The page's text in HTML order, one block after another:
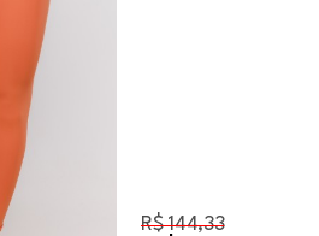
R$ 144,33